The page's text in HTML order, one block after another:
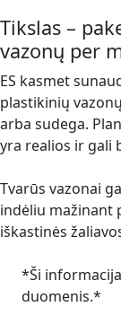
Tikslas –
vazonų per
ES kasmet
plastikinių
arba sudega.
yra realios ir gali
Tvarūs vazonai
indėliu mažinant
iškastinės
*Ši
duomenis.*